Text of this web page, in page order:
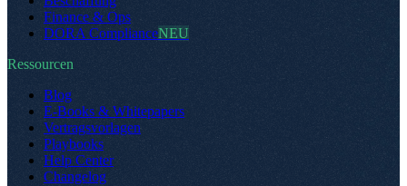
Finance & Ops
DORA ComplianceNEU
Ressourcen
Blog
E-Books & Whitepapers
Vertragsvorlagen
Playbooks
Help Center
Changelog